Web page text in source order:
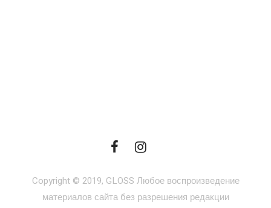
Copyright © 2019, GLOSS Любое воспроизведение
материалов сайта без разрешения редакции